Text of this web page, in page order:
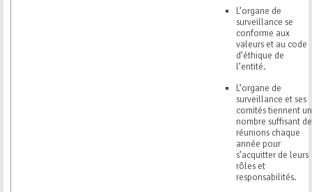
L’organe de
surveillance se
conforme aux
valeurs et au code
d’éthique de
l’entité.
L’organe de
surveillance et ses
comités tiennent un
nombre suffisant de
réunions chaque
année pour
s’acquitter de leurs
rôles et
responsabilités.